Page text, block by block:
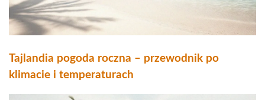
Tajlandia pogoda roczna – przewodnik po
klimacie i temperaturach